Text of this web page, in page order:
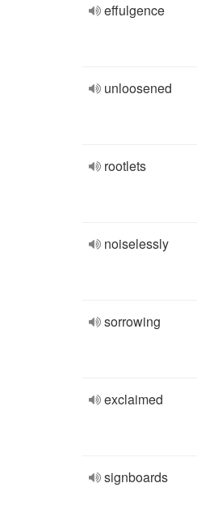
effulgence
unloosened
rootlets
noiselessly
sorrowing
exclaimed
signboards